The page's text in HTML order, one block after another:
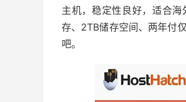
主机，稳定性良好，适合
存、2TB储存空间、两年付
吧。